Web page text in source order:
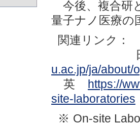
今後、複合研
量子ナノ医療の
関連リンク：
u.ac.jp/ja/about/
英 https://
site-laboratories
※ On-site